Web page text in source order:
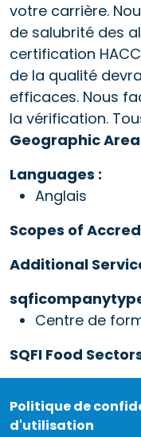
votre carrière.
de salubrité des
certification
de la qualité
efficaces. Nous
la vérification.
Geographic
Languages :
Anglais
Scopes of
Additional
Centre de
SQFI Food
Politique de
d'utilisation